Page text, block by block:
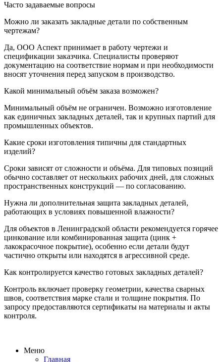
Часто задаваемые вопросы
Можно ли заказать закладные детали по собственным
чертежам?
Да, ООО Аспект принимает в работу чертежи и
спецификации заказчика. Специалисты проверяют
документацию на соответствие нормам и при необходимости
вносят уточнения перед запуском в производство.
Какой минимальный объём заказа возможен?
Минимальный объём не ограничен. Возможно изготовление
как единичных закладных деталей, так и крупных партий для
промышленных объектов.
Какие сроки изготовления типичны для стандартных
изделий?
Сроки зависят от сложности и объёма. Для типовых позиций
обычно составляет от нескольких рабочих дней, для сложных
пространственных конструкций — по согласованию.
Нужна ли дополнительная защита закладных деталей,
работающих в условиях повышенной влажности?
Для объектов в Ленинградской области рекомендуется горячее
цинкование или комбинированная защита (цинк +
лакокрасочное покрытие), особенно если детали будут
частично открыты или находятся в агрессивной среде.
Как контролируется качество готовых закладных деталей?
Контроль включает проверку геометрии, качества сварных
швов, соответствия марке стали и толщине покрытия. По
запросу предоставляются сертификаты на материалы и акты
контроля.
Меню
Главная